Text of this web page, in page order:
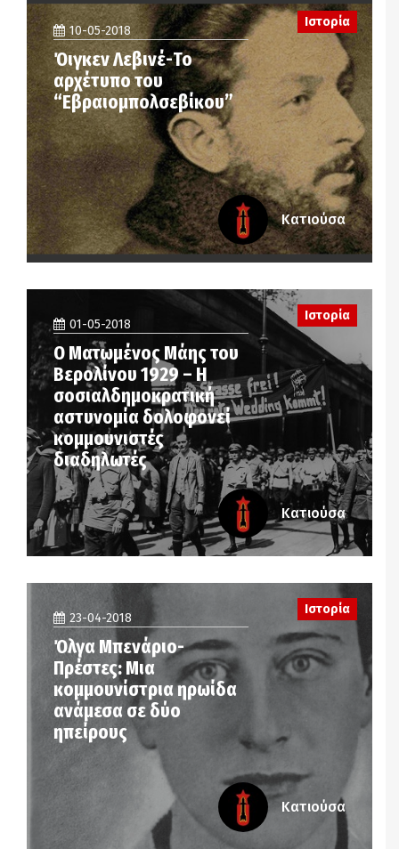
10-05-2018
Όιγκεν Λεβινέ-Το
αρχέτυπο του
“Εβραιομπολσεβίκου”
Ιστορία
Κατιούσα
01-05-2018
Ο Ματωμένος Μάης του
Βερολίνου 1929 – Η
σοσιαλδημοκρατική
αστυνομία δολοφονεί
κομμουνιστές
διαδηλωτές
Ιστορία
Κατιούσα
23-04-2018
Όλγα Μπενάριο-
Πρέστες: Μια
κομμουνίστρια ηρωίδα
ανάμεσα σε δύο
ηπείρους
Ιστορία
Κατιούσα